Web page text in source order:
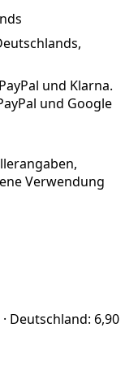
s
und Klarna.
und Google
Verwendung
· Deutschland: 6,90